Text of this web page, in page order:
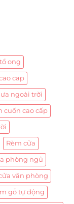
ong
cap
ngoài trời
cuốn cao cấp
Rèm cửa
phòng ngủ
văn phòng
gỗ tự động